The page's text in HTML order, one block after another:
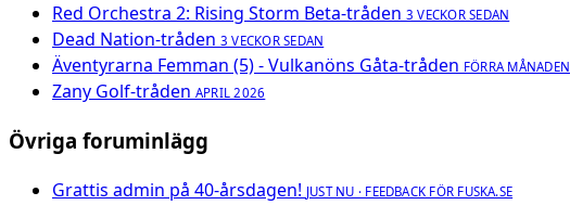
Red Orchestra 2: Rising Storm Beta-tråden 3 VECKOR SEDAN
Dead Nation-tråden 3 VECKOR SEDAN
Äventyrarna Femman (5) - Vulkanöns Gåta-tråden FÖRRA MÅNADEN
Zany Golf-tråden APRIL 2026
Övriga foruminlägg
Grattis admin på 40-årsdagen! JUST NU · FEEDBACK FÖR FUSKA.SE